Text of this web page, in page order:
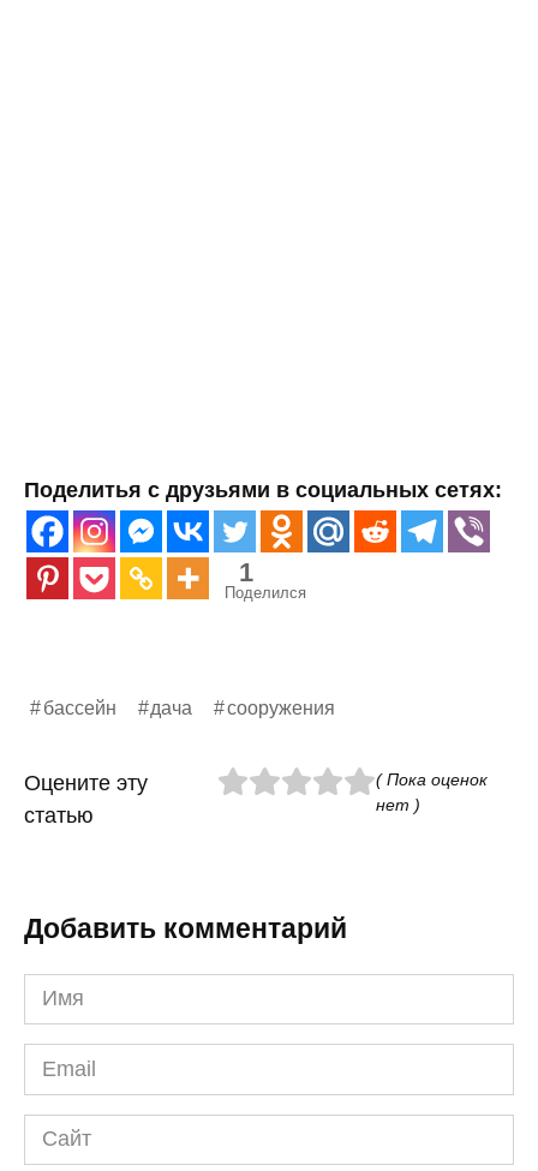
Поделитья с друзьями в социальных сетях:
1
Поделился
бассейн дача сооружения
Оцените эту
статью
( Пока оценок
нет )
Добавить комментарий
Имя
*
Email
*
Сайт